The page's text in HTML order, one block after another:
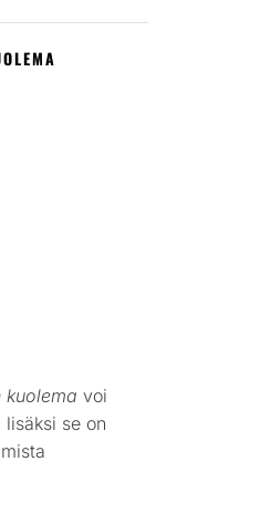
kuolema voi
lisäksi se on